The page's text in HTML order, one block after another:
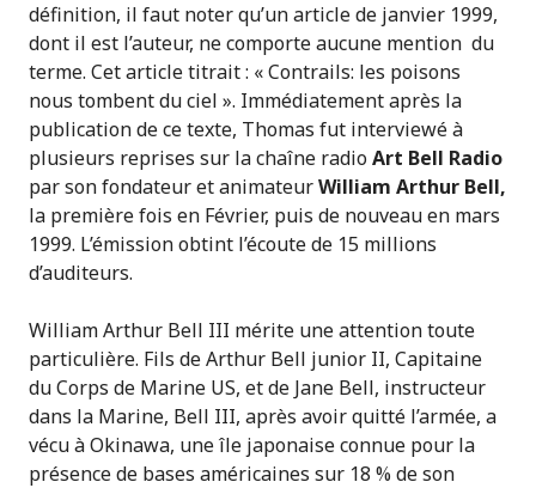
définition, il faut noter qu’un article de janvier 1999,
dont il est l’auteur, ne comporte aucune mention du
terme. Cet article titrait : « Contrails: les poisons
nous tombent du ciel ». Immédiatement après la
publication de ce texte, Thomas fut interviewé à
plusieurs reprises sur la chaîne radioArt Bell Radio
par son fondateur et animateurWilliam Arthur Bell,
la première fois en Février, puis de nouveau en mars
1999. L’émission obtint l’écoute de 15 millions
d’auditeurs.
William Arthur Bell III mérite une attention toute
particulière. Fils de Arthur Bell junior II, Capitaine
du Corps de Marine US, et de Jane Bell, instructeur
dans la Marine, Bell III, après avoir quitté l’armée, a
vécu à Okinawa, une île japonaise connue pour la
présence de bases américaines sur 18 % de son